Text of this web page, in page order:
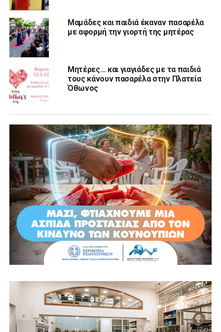
Μαμάδες και παιδιά έκαναν πασαρέλα
με αφορμή την γιορτή της μητέρας
Μητέρες… και γιαγιάδες με τα παιδιά
τους κάνουν πασαρέλα στην Πλατεία
Όθωνος